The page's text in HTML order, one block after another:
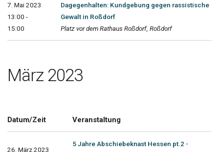
7. Mai 2023
13:00 -
15:00
Dagegenhalten: Kundgebung gegen rassistische
Gewalt in Roßdorf
Platz vor dem Rathaus Roßdorf, Roßdorf
März 2023
Datum/Zeit Veranstaltung
26. März 2023
5 Jahre Abschiebeknast Hessen pt.2 -